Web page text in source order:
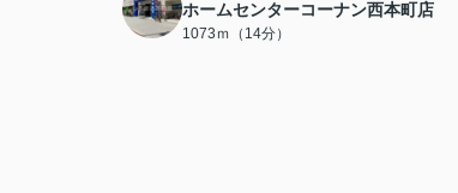
ホームセンターコーナン西本町店
1073ｍ（14分）